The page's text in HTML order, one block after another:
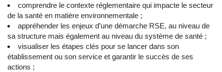
comprendre le contexte réglementaire qui impacte le secteur
de la santé en matière environnementale ;
appréhender les enjeux d’une démarche RSE, au niveau de
sa structure mais également au niveau du système de santé ;
visualiser les étapes clés pour se lancer dans son
établissement ou son service et garantir le succès de ses
actions ;